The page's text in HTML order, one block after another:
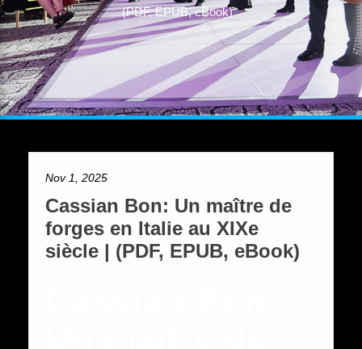
(PDF, EPUB, eBook)
Nov 1, 2025
Cassian Bon: Un maître de
forges en Italie au XIXe
siècle | (PDF, EPUB, eBook)